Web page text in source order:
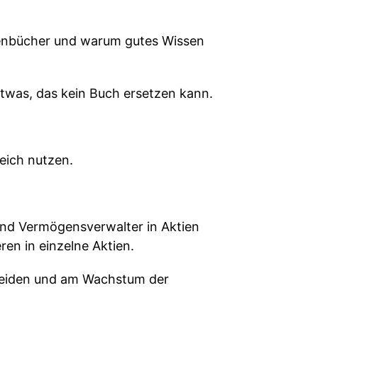
und warum gutes Wissen
das kein Buch ersetzen kann.
nutzen.
Vermögensverwalter in Aktien
in einzelne Aktien.
und am Wachstum der